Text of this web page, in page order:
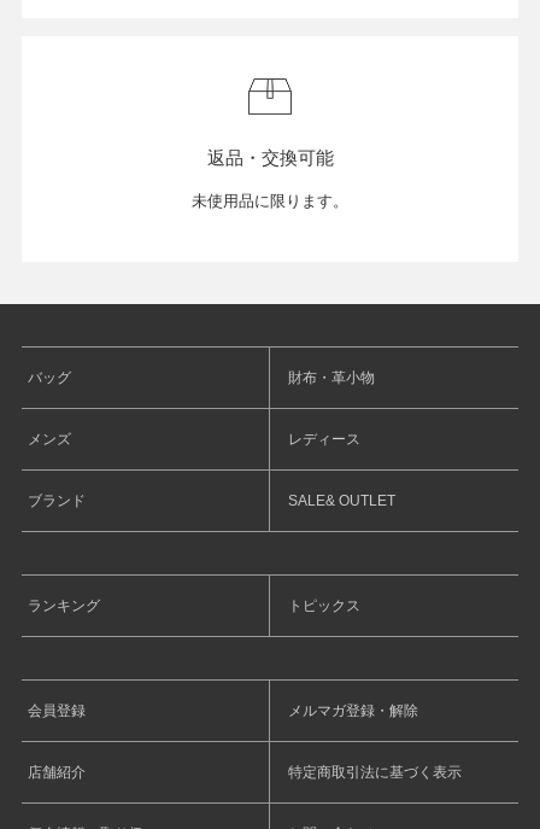
返品・交換可能
未使用品に限ります。
バッグ 財布・革小物
メンズ レディース
ブランド SALE& OUTLET
ランキング トピックス
会員登録 メルマガ登録・解除
店舗紹介 特定商取引法に基づく表示